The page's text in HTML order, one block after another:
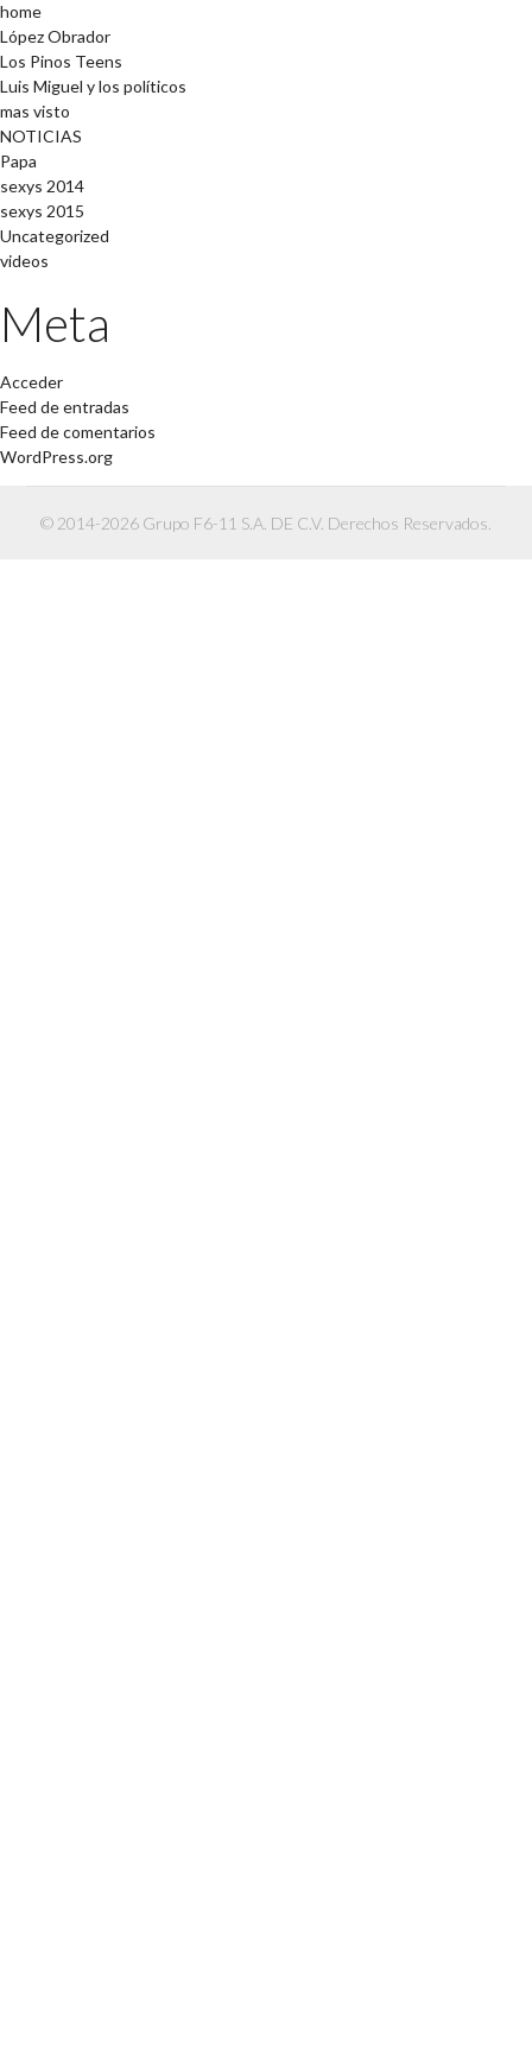
home
López Obrador
Los Pinos Teens
Luis Miguel y los políticos
mas visto
NOTICIAS
Papa
sexys 2014
sexys 2015
Uncategorized
videos
Meta
Acceder
Feed de entradas
Feed de comentarios
WordPress.org
© 2014-2026 Grupo F6-11 S.A. DE C.V. Derechos Reservados.